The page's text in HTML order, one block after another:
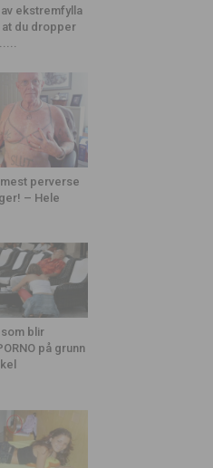
ekstremfylla
du dropper
perverse
– Hele
blir
på grunn